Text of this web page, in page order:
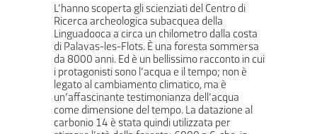
L’hanno scoperta gli scienziati del Centro di
Ricerca archeologica subacquea della
Linguadooca a circa un chilometro dalla costa
di Palavas-les-Flots. È una foresta sommersa
da 8000 anni. Ed è un bellissimo racconto in cui
i protagonisti sono l’acqua e il tempo; non è
legato al cambiamento climatico, ma è
un’affascinante testimonianza dell’acqua
come dimensione del tempo. La datazione al
carbonio 14 è stata quindi utilizzata per